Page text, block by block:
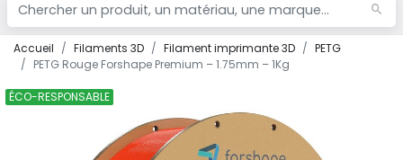
Accueil Filaments 3D Filament imprimante 3D
PETG
PETG Rouge Forshape Premium – 1.75mm – 1Kg
ÉCO-RESPONSABLE